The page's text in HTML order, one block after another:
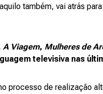
também, vai atrás
A Viagem, Mulheres de
televisiva nas
processo de realização